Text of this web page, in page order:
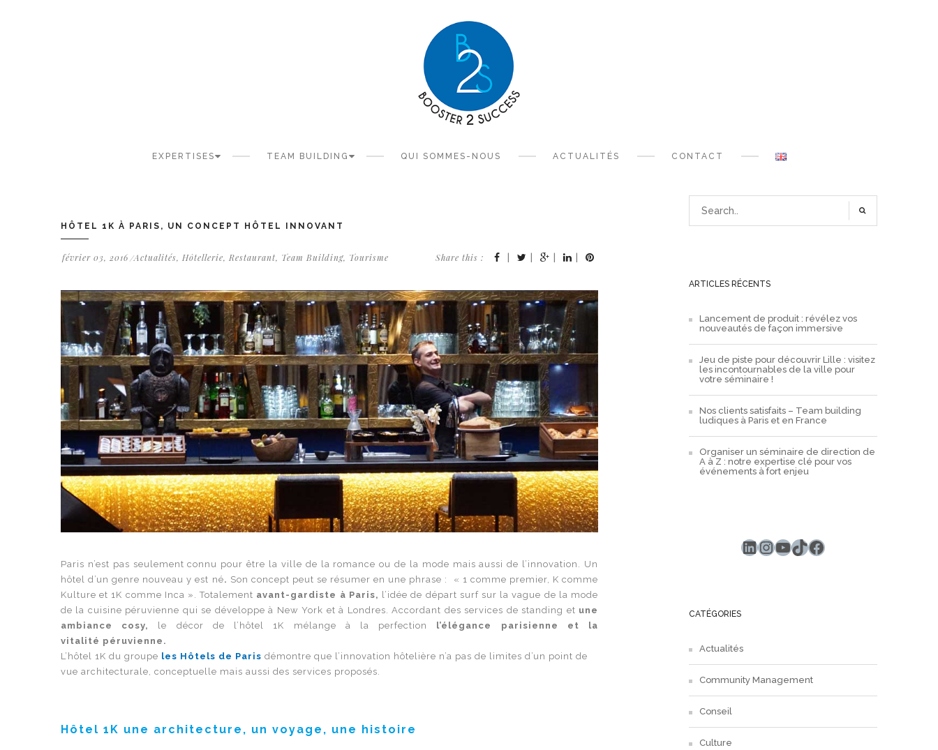
EXPERTISES TEAM BUILDING QUI SOMMES-NOUS ACTUALITÉS CONTACT
HÔTEL 1K À PARIS, UN CONCEPT HÔTEL INNOVANT
février 03, 2016 Actualités, Hôtellerie, Restaurant, Team Building, Tourisme Share this : | | | |
Paris n’est pas seulement connu pour être la ville de la romance ou de la mode mais aussi de l’innovation. Un
hôtel d’un genre nouveau y est né. Son concept peut se résumer en une phrase : « 1 comme premier, K comme
Kulture et 1K comme Inca ». Totalement avant-gardiste à Paris,
l’idée de départ surf sur la vague de la mode
de la cuisine péruvienne qui se développe à New York et à Londres. Accordant des services de standing et une
ambiance cosy,
le décor de l’hôtel 1K mélange à la perfection
l’élégance parisienne et la
vitalité péruvienne.
L’hôtel 1K du groupe les Hôtels de Paris démontre que l’innovation hôtelière n’a pas de limites d’un point de
vue architecturale, conceptuelle mais aussi des services proposés.
Hôtel 1K une architecture, un voyage, une histoire
ARTICLES RÉCENTS
Lancement de produit : révélez vos
nouveautés de façon immersive
Jeu de piste pour découvrir Lille : visitez
les incontournables de la ville pour
votre séminaire !
Nos clients satisfaits – Team building
ludiques à Paris et en France
Organiser un séminaire de direction de
A à Z : notre expertise clé pour vos
événements à fort enjeu
LinkedIn
Instagram
YouTube
TikTok
Facebook
CATÉGORIES
Actualités
Community Management
Conseil
Culture